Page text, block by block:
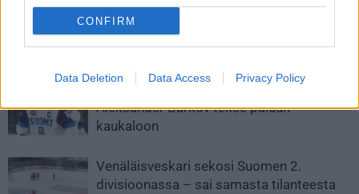
CONFIRM
Data Deletion Data Access Privacy Policy
LIITTYVÄT ARTIKKELIT LISÄÄ TEKIJÄLTÄ
Leijonat julkisti ketjut Sveitsi-peliin –
Aleksander Barkov tekee paluun
kaukaloon
Venäläisveskari sekosi Suomen 2.
divisioonassa – sai samasta tilanteesta